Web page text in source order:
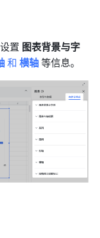
置 图表背景与字
和 横轴等信息。